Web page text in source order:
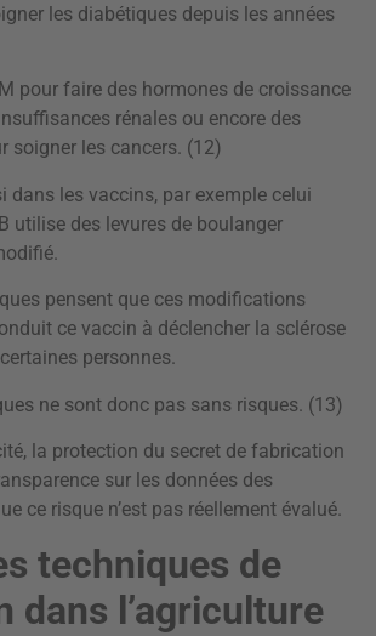
les diabétiques depuis les années
pour faire des hormones de croissance
rénales ou encore des
soigner les cancers. (12)
dans les vaccins, par exemple celui
utilise des levures de boulanger
pensent que ces modifications
ce vaccin à déclencher la sclérose
personnes.
ne sont donc pas sans risques. (13)
la protection du secret de fabrication
sur les données des
ce risque n’est pas réellement évalué.
techniques de
dans l’agriculture